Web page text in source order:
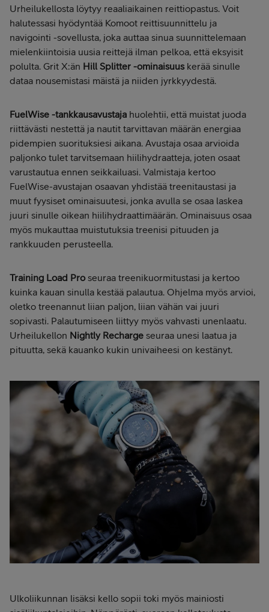
Urheilukellosta löytyy reaaliaikainen reittiopastus. Voit
halutessasi hyödyntää Komoot reittisuunnittelu ja
navigointi -sovellusta, joka auttaa sinua suunnittelemaan
mielenkiintoisia uusia reittejä ilman pelkoa, että eksyisit
polulta. Grit X:än Hill Splitter -ominaisuuskerää sinulle
dataa nousemistasi mäistä ja niiden jyrkkyydestä.
FuelWise -tankkausavustaja huolehtii, että muistat juoda
riittävästi nestettä ja nautit tarvittavan määrän energiaa
pidempien suorituksiesi aikana. Avustaja osaa arvioida
paljonko tulet tarvitsemaan hiilihydraatteja, joten osaat
varustautua ennen seikkailuasi. Valmistaja kertoo
FuelWise-avustajan osaavan yhdistää treenitaustasi ja
muut fyysiset ominaisuutesi, jonka avulla se osaa laskea
juuri sinulle oikean hiilihydraattimäärän. Ominaisuus osaa
myös mukauttaa muistutuksia treenisi pituuden ja
rankkuuden perusteella.
Training Load Proseuraa treenikuormitustasi ja kertoo
kuinka kauan sinulla kestää palautua. Ohjelma myös arvioi,
oletko treenannut liian paljon, liian vähän vai juuri
sopivasti. Palautumiseen liittyy myös vahvasti unenlaatu.
Urheilukellon Nightly Recharge seuraa unesi laatua ja
pituutta, sekä kauanko kukin univaiheesi on kestänyt.
Ulkoliikunnan lisäksi kello sopii toki myös mainiosti